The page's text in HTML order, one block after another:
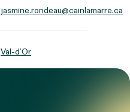
jasmine.rondeau@cainlamarre.ca
Val-d’Or